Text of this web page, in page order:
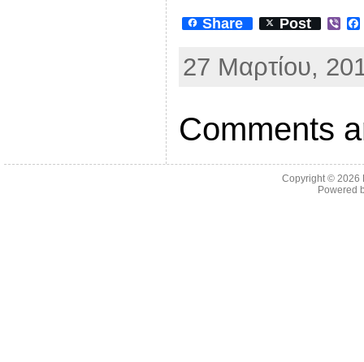
Share Post
V
e
r
27 Μαρτίου,
Comments
Copyright © 2026
Powered